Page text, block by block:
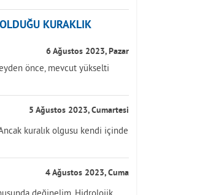
KURAKLIK
6 Ağustos 2023, Pazar
önce, mevcut yükselti
5 Ağustos 2023, Cumartesi
kuralık olgusu kendi içinde
4 Ağustos 2023, Cuma